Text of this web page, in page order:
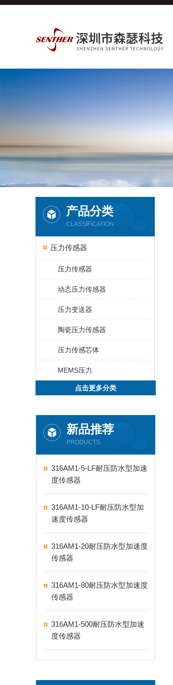
产品分类
CLASSIFICATION
压力传感器
压力传感器
动态压力传感器
压力变送器
陶瓷压力传感器
压力传感芯体
MEMS压力
点击更多分类
新品推荐
PRODUCTS
316AM1-5-LF耐压防水型加速
度传感器
316AM1-10-LF耐压防水型加
速度传感器
316AM1-20耐压防水型加速度
传感器
316AM1-80耐压防水型加速度
传感器
316AM1-500耐压防水型加速
度传感器